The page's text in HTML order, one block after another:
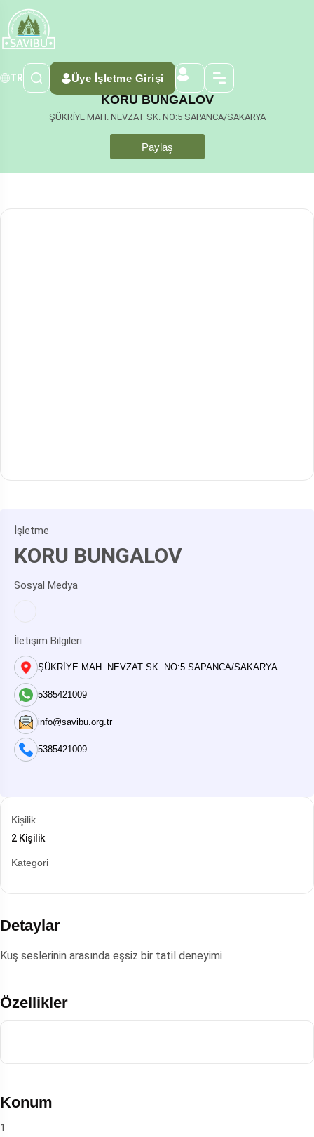
TR Üye İşletme Girişi
KORU BUNGALOV
ŞÜKRİYE MAH. NEVZAT SK. NO:5 SAPANCA/SAKARYA
Paylaş
İşletme
KORU BUNGALOV
Sosyal Medya
İletişim Bilgileri
ŞÜKRİYE MAH. NEVZAT SK. NO:5 SAPANCA/SAKARYA
5385421009
info@savibu.org.tr
5385421009
Kişilik
2 Kişilik
Kategori
Detaylar
Kuş seslerinin arasında eşsiz bir tatil deneyimi
Özellikler
Konum
1